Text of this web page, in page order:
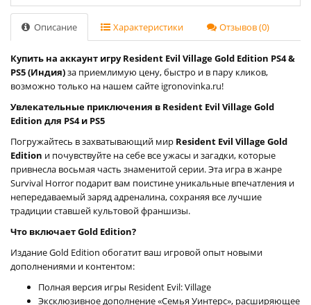
Описание Характеристики Отзывов (0)
Купить на аккаунт игру Resident Evil Village Gold Edition PS4 &
PS5 (Индия)за приемлимую цену, быстро и в пару кликов,
возможно только на нашем сайте igronovinka.ru!
Увлекательные приключения в Resident Evil Village Gold
Edition для PS4 и PS5
Погружайтесь в захватывающий мир Resident Evil Village Gold
Edition и почувствуйте на себе все ужасы и загадки, которые
привнесла восьмая часть знаменитой серии. Эта игра в жанре
Survival Horror подарит вам поистине уникальные впечатления и
непередаваемый заряд адреналина, сохраняя все лучшие
традиции ставшей культовой франшизы.
Что включает Gold Edition?
Издание Gold Edition обогатит ваш игровой опыт новыми
дополнениями и контентом:
Полная версия игры Resident Evil: Village
Эксклюзивное дополнение «Семья Уинтерc», расширяющее